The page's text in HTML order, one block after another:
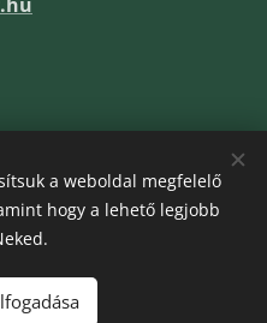
a weboldal megfelelő
hogy a lehető legjobb